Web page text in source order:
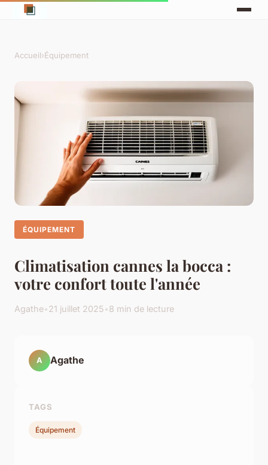
Accueil›Équipement
ÉQUIPEMENT
Climatisation cannes la bocca :
votre confort toute l'année
Agathe•21 juillet 2025•8 min de lecture
A Agathe
TAGS
Équipement